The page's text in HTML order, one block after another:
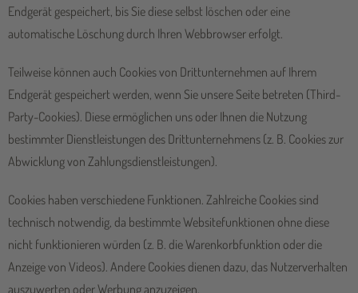
Endgerät gespeichert, bis Sie diese selbst löschen oder eine
automatische Löschung durch Ihren Webbrowser erfolgt.
Teilweise können auch Cookies von Drittunternehmen auf Ihrem
Endgerät gespeichert werden, wenn Sie unsere Seite betreten (Third-
Party-Cookies). Diese ermöglichen uns oder Ihnen die Nutzung
bestimmter Dienstleistungen des Drittunternehmens (z. B. Cookies zur
Abwicklung von Zahlungsdienstleistungen).
Cookies haben verschiedene Funktionen. Zahlreiche Cookies sind
technisch notwendig, da bestimmte Websitefunktionen ohne diese
nicht funktionieren würden (z. B. die Warenkorbfunktion oder die
Anzeige von Videos). Andere Cookies dienen dazu, das Nutzerverhalten
auszuwerten oder Werbung anzuzeigen.